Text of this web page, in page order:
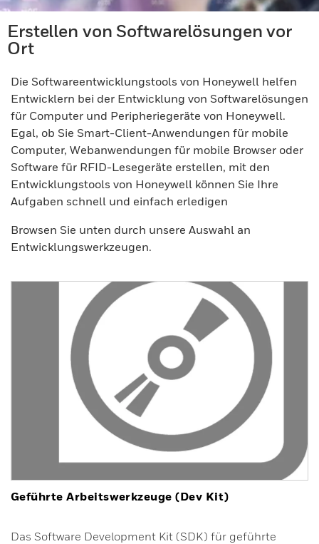
Erstellen von Softwarelösungen vor
Ort
Die Softwareentwicklungstools von Honeywell helfen
Entwicklern bei der Entwicklung von Softwarelösungen
für Computer und Peripheriegeräte von Honeywell.
Egal, ob Sie Smart-Client-Anwendungen für mobile
Computer, Webanwendungen für mobile Browser oder
Software für RFID-Lesegeräte erstellen, mit den
Entwicklungstools von Honeywell können Sie Ihre
Aufgaben schnell und einfach erledigen
Browsen Sie unten durch unsere Auswahl an
Entwicklungswerkzeugen.
Geführte Arbeitswerkzeuge (Dev Kit)
Das Software Development Kit (SDK) für geführte